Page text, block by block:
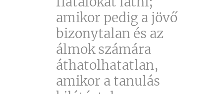
amikor pedig a jövő
bizonytalan és az
álmok számára
áthatolhatatlan,
amikor a tanulás